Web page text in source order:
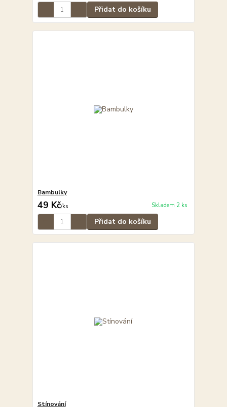
Přidat do košíku
Bambulky
49 Kč/ks Skladem 2 ks
Přidat do košíku
Stínování